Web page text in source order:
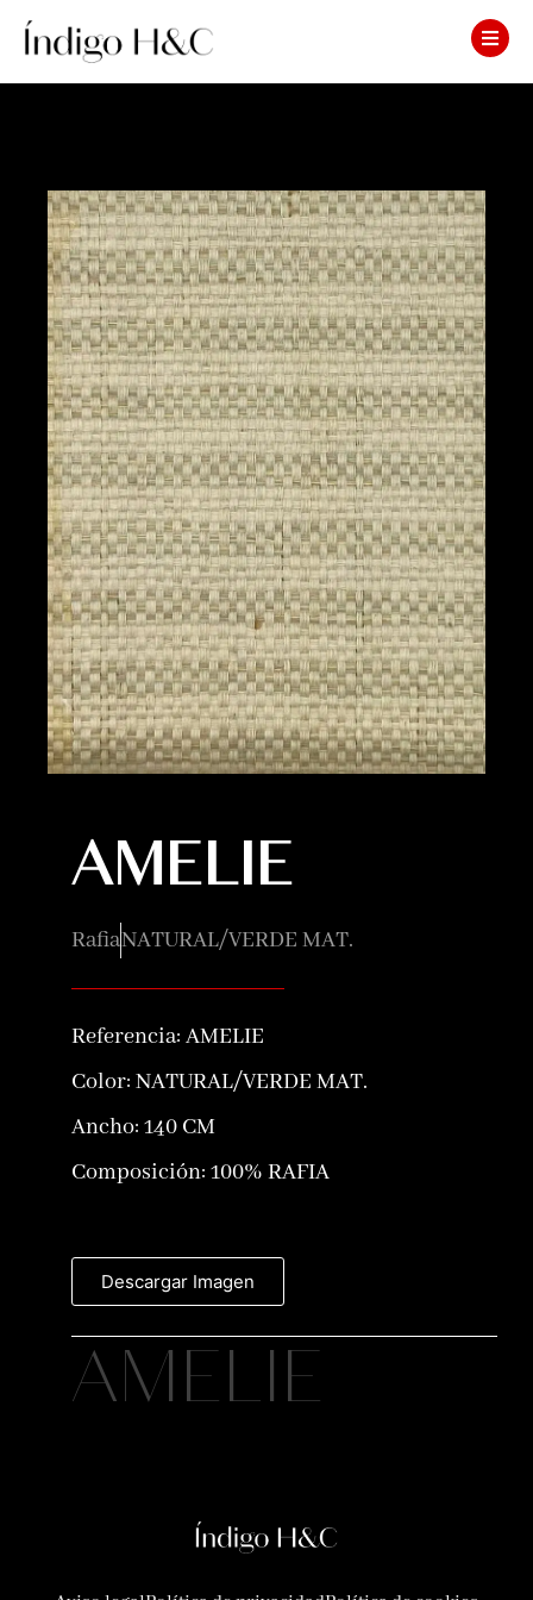
AMELIE
RafiaNATURAL/VERDE MAT.
Referencia: AMELIE
Color: NATURAL/VERDE MAT.
Ancho: 140 CM
Composición: 100% RAFIA
Descargar Imagen
AMELIE